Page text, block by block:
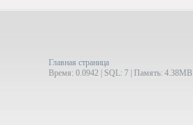
Главная страница
Время: 0.0942 | SQL: 7 | Память: 4.38MB